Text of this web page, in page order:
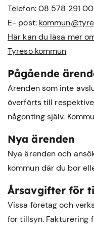
Telefon: 08 578 291 00
E- post:
Här kan du läsa mer
Tyresö kommun
Pågående
Ärenden som inte
överförts till
någonting själv.
Nya ärenden
Nya ärenden och
kommun där du bor
Årsavgifter för
Vissa företag och
för tillsyn. Fakturering